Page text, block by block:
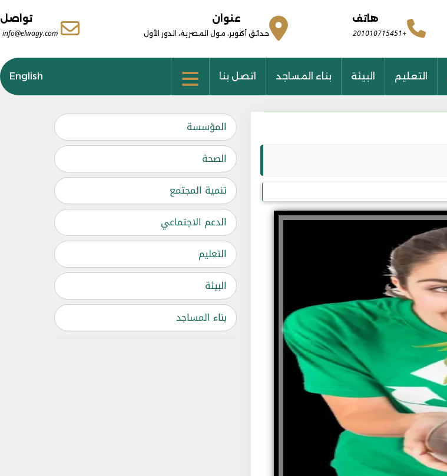
هاتف
+201010715451
عنوان
حدائق أكتوبر، مول المصرية، الدور الأول
تواصل
info@elwagy.com
التعليم البيئة بناء المساجد اتصل بنا English
المؤسسة
الصحة
تنمية المجتمع
الدعم الاجتماعي
التعليم
البيئة
بناء المساجد